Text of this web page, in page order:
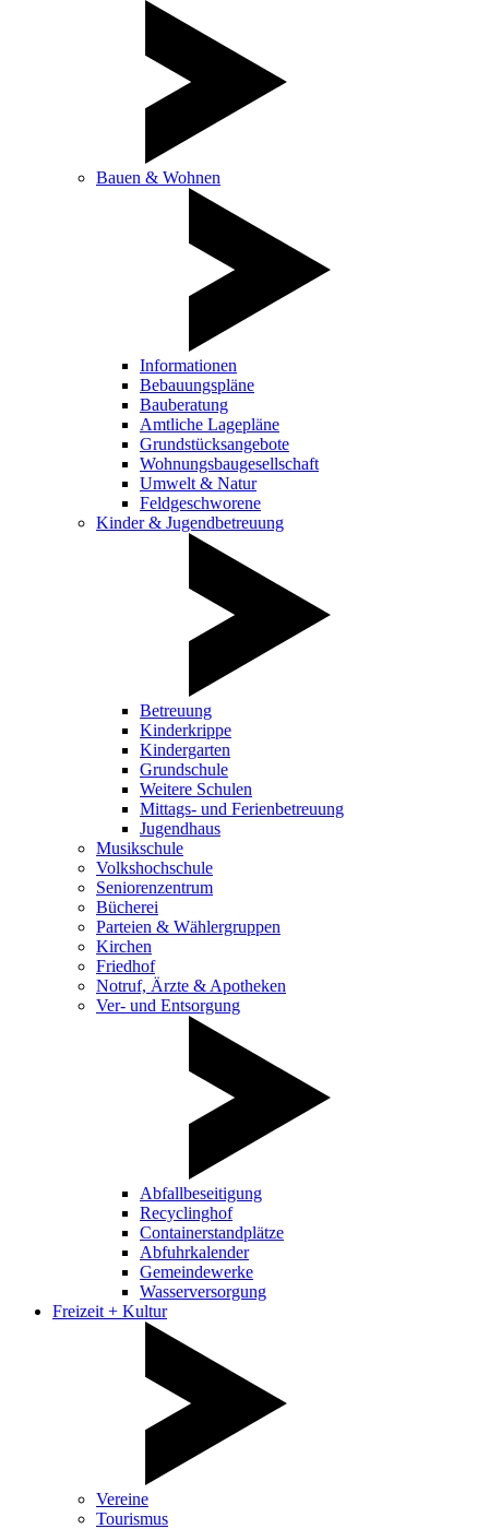
Bauen & Wohnen
Informationen
Bebauungspläne
Bauberatung
Amtliche Lagepläne
Grundstücksangebote
Wohnungsbaugesellschaft
Umwelt & Natur
Feldgeschworene
Kinder & Jugendbetreuung
Betreuung
Kinderkrippe
Kindergarten
Grundschule
Weitere Schulen
Mittags- und Ferienbetreuung
Jugendhaus
Musikschule
Volkshochschule
Seniorenzentrum
Bücherei
Parteien & Wählergruppen
Kirchen
Friedhof
Notruf, Ärzte & Apotheken
Ver- und Entsorgung
Abfallbeseitigung
Recyclinghof
Containerstandplätze
Abfuhrkalender
Gemeindewerke
Wasserversorgung
Freizeit + Kultur
Vereine
Tourismus